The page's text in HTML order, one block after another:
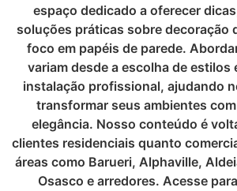
espaço dedicado a oferecer
soluções práticas sobre decoração
foco em papéis de parede.
variam desde a escolha de estilos
instalação profissional, ajudando
transformar seus ambientes
elegância. Nosso conteúdo é
clientes residenciais quanto
áreas como Barueri, Alphaville,
Osasco e arredores. Acesse